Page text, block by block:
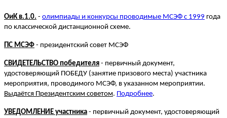
ОиК в.1.0. - олимпиады и конкурсы проводимые МСЭФ с 1999 года
по классической дистанционной схеме.
ПС МСЭФ - президентский совет МСЭФ
СВИДЕТЕЛЬСТВО победителя - первичный документ,
удостоверяющий ПОБЕДУ (занятие призового места) участника
мероприятия, проводимого МСЭФ, в указанном мероприятии.
Выдаётся Президентским советом. Подробнее.
УВЕДОМЛЕНИЕ участника - первичный документ, удостоверяющий